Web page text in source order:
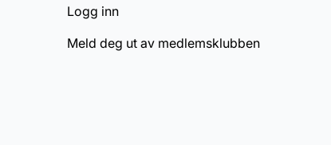
Logg inn
Meld deg ut av medlemsklubben